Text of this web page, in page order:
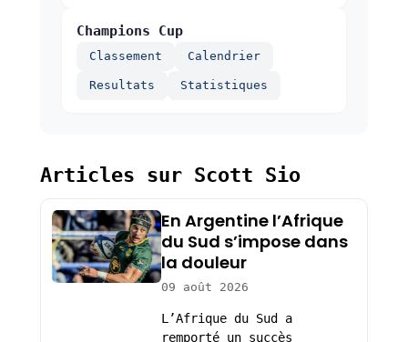
Champions Cup
Classement Calendrier
Resultats Statistiques
Articles sur Scott Sio
En Argentine l’Afrique
du Sud s’impose dans
la douleur
09 août 2026
L’Afrique du Sud a
remporté un succès